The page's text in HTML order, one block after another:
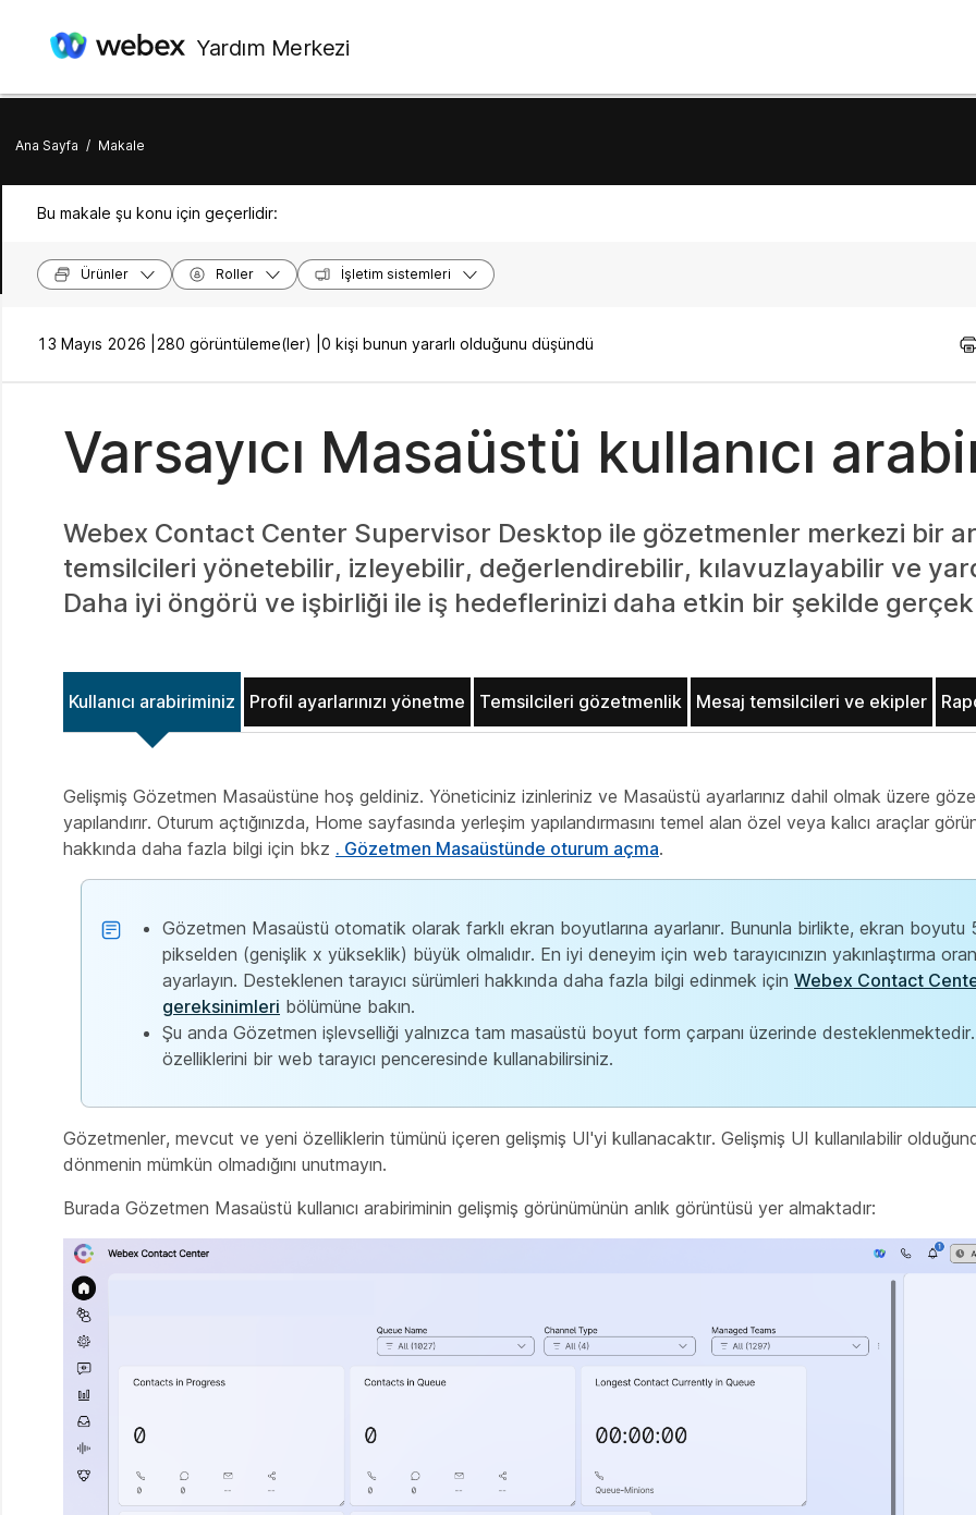
Yardım Merkezi
Ana Sayfa / Makale
Bu makale şu konu için geçerlidir:
Ürünler Roller İşletim sistemleri
13 Mayıs 2026 | 280 görüntüleme(ler) | 0 kişi bunun yararlı olduğunu düşündü
Varsayıcı Masaüstü kullanıcı
Webex Contact Center Supervisor Desktop ile gözetmenler merkezi bir
temsilcileri yönetebilir, izleyebilir, değerlendirebilir, kılavuzlayabilir ve
Daha iyi öngörü ve işbirliği ile iş hedeflerinizi daha etkin bir şekilde
Kullanıcı arabiriminiz Profil ayarlarınızı yönetme Temsilcileri gözetmenlik Mesaj temsilcileri ve ekipler
Gelişmiş Gözetmen Masaüstüne hoş geldiniz. Yöneticiniz izinleriniz ve Masaüstü ayarlarınız dahil olmak üzere
yapılandırır. Oturum açtığınızda, Home sayfasında yerleşim yapılandırmasını temel alan özel veya kalıcı araçlar
hakkında daha fazla bilgi için bkz . Gözetmen Masaüstünde oturum açma.
Gözetmen Masaüstü otomatik olarak farklı ekran boyutlarına ayarlanır. Bununla birlikte, ekran
pikselden (genişlik x yükseklik) büyük olmalıdır. En iyi deneyim için web tarayıcınızın yakınlaştırma
ayarlayın. Desteklenen tarayıcı sürümleri hakkında daha fazla bilgi edinmek için Webex Contact
gereksinimleri bölümüne bakın.
Şu anda Gözetmen işlevselliği yalnızca tam masaüstü boyut form çarpanı üzerinde
özelliklerini bir web tarayıcı penceresinde kullanabilirsiniz.
Gözetmenler, mevcut ve yeni özelliklerin tümünü içeren gelişmiş UI'yi kullanacaktır. Gelişmiş UI kullanılabilir
dönmenin mümkün olmadığını unutmayın.
Burada Gözetmen Masaüstü kullanıcı arabiriminin gelişmiş görünümünün anlık görüntüsü yer almaktadır: